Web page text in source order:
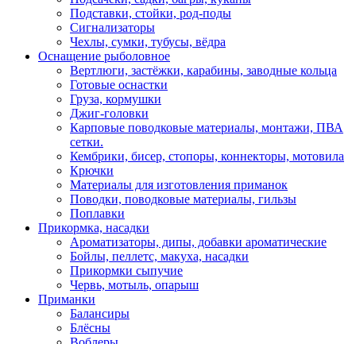
Подставки, стойки, род-поды
Сигнализаторы
Чехлы, сумки, тубусы, вёдра
Оснащение рыболовное
Вертлюги, застёжки, карабины, заводные кольца
Готовые оснастки
Груза, кормушки
Джиг-головки
Карповые поводковые материалы, монтажи, ПВА
сетки.
Кембрики, бисер, стопоры, коннекторы, мотовила
Крючки
Материалы для изготовления приманок
Поводки, поводковые материалы, гильзы
Поплавки
Прикормка, насадки
Ароматизаторы, дипы, добавки ароматические
Бойлы, пеллетс, макуха, насадки
Прикормки сыпучие
Червь, мотыль, опарыш
Приманки
Балансиры
Блёсны